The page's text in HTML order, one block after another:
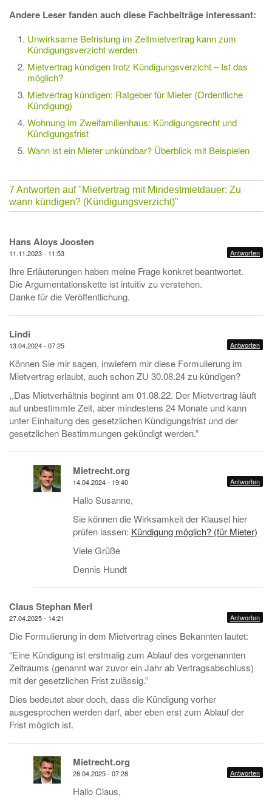
Andere Leser fanden auch diese Fachbeiträge interessant:
Unwirksame Befristung im Zeitmietvertrag kann zum
Kündigungsverzicht werden
Mietvertrag kündigen trotz Kündigungsverzicht – Ist das
möglich?
Mietvertrag kündigen: Ratgeber für Mieter (Ordentliche
Kündigung)
Wohnung im Zweifamilienhaus: Kündigungsrecht und
Kündigungsfrist
Wann ist ein Mieter unkündbar? Überblick mit Beispielen
7 Antworten auf"Mietvertrag mit Mindestmietdauer: Zu
wann kündigen? (Kündigungsverzicht)"
Hans Aloys Joosten
11.11.2023 - 11:53 Antworten
Ihre Erläuterungen haben meine Frage konkret beantwortet.
Die Argumentationskette ist intuitiv zu verstehen.
Danke für die Veröffentlichung.
Lindi
13.04.2024 - 07:25 Antworten
Können Sie mir sagen, inwiefern mir diese Formulierung im
Mietvertrag erlaubt, auch schon ZU 30.08.24 zu kündigen?
,,Das Mietverhältnis beginnt am 01.08.22. Der Mietvertrag läuft
auf unbestimmte Zeit, aber mindestens 24 Monate und kann
unter Einhaltung des gesetzlichen Kündigungsfrist und der
gesetzlichen Bestimmungen gekündigt werden.”
Mietrecht.org
14.04.2024 - 19:40 Antworten
Hallo Susanne,
Sie können die Wirksamkeit der Klausel hier
prüfen lassen: Kündigung möglich? (für Mieter)
Viele Grüße
Dennis Hundt
Claus Stephan Merl
27.04.2025 - 14:21 Antworten
Die Formulierung in dem Mietvertrag eines Bekannten lautet:
“Eine Kündigung ist erstmalig zum Ablauf des vorgenannten
Zeitraums (genannt war zuvor ein Jahr ab Vertragsabschluss)
mit der gesetzlichen Frist zulässig.”
Dies bedeutet aber doch, dass die Kündigung vorher
ausgesprochen werden darf, aber eben erst zum Ablauf der
Frist möglich ist.
Mietrecht.org
28.04.2025 - 07:28 Antworten
Hallo Claus,